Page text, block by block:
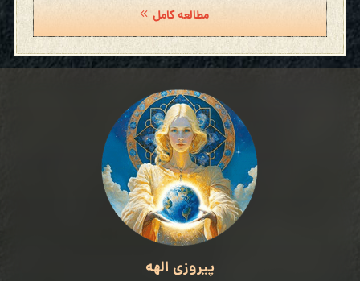
مطالعه کامل
پیروزی الهه